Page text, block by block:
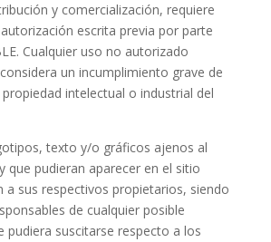
y comercialización, requiere
escrita previa por parte
Cualquier uso no autorizado
un incumplimiento grave de
intelectual o industrial del
texto y/o gráficos ajenos al
que pudieran aparecer en el sitio
a sus respectivos propietarios, siendo
de cualquier posible
pudiera suscitarse respecto a los